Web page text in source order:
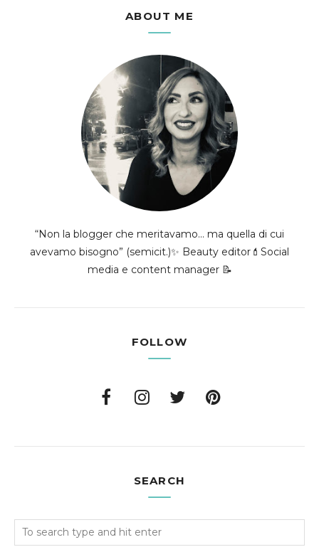
ABOUT ME
“Non la blogger che meritavamo... ma quella di cui
avevamo bisogno” (semicit.)✨ Beauty editor💄Social
media e content manager 📝
FOLLOW
SEARCH